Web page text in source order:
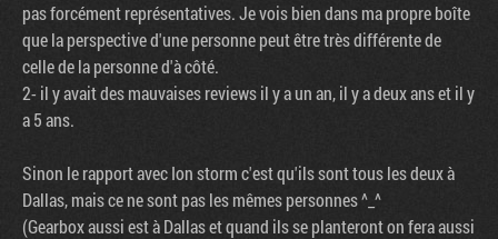
pas forcément représentatives. Je vois bien dans ma propre boîte
que la perspective d'une personne peut être très différente de
celle de la personne d'à côté.
2- il y avait des mauvaises reviews il y a un an, il y a deux ans et il y
a 5 ans.
Sinon le rapport avec Ion storm c'est qu'ils sont tous les deux à
Dallas, mais ce ne sont pas les mêmes personnes ^_^
(Gearbox aussi est à Dallas et quand ils se planteront on fera aussi